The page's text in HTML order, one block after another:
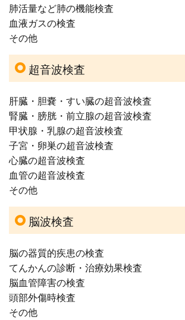
肺活量など肺の機能検査
血液ガスの検査
その他
超音波検査
肝臓・胆嚢・すい臓の超音波検査
腎臓・膀胱・前立腺の超音波検査
甲状腺・乳腺の超音波検査
子宮・卵巣の超音波検査
心臓の超音波検査
血管の超音波検査
その他
脳波検査
脳の器質的疾患の検査
てんかんの診断・治療効果検査
脳血管障害の検査
頭部外傷時検査
その他